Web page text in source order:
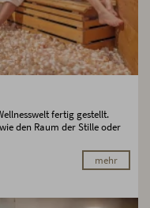
fertig gestellt.
den Raum der Stille oder
mehr